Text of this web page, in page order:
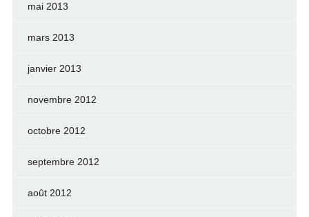
mai 2013
mars 2013
janvier 2013
novembre 2012
octobre 2012
septembre 2012
août 2012